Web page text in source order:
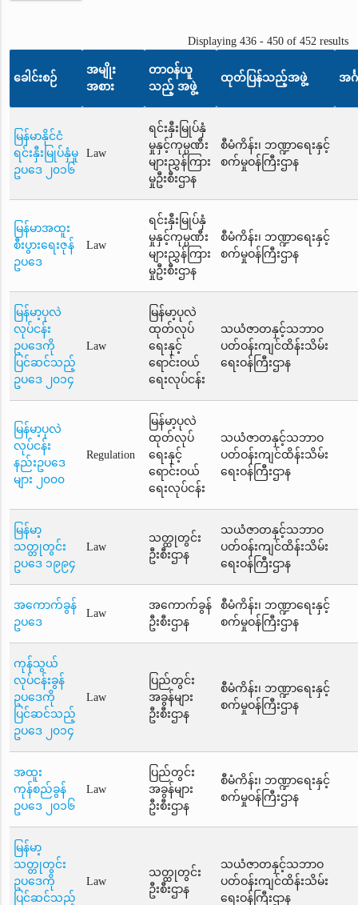
Displaying 436 - 450 of 452 results
ခေါင်းစဉ်
အမျိုး
အစား
တာဝန်ယူ
သည့် အဖွဲ့
ထုတ်ပြန်သည့်အဖွဲ့ အင်္
မြန်မာနိုင်ငံ
ရင်းနှီးမြုပ်နှံမှု
ဥပဒေ ၂၀၁၆
Law
ရင်းနှီးမြုပ်နှံ
မှုနှင့်ကုမ္ပဏီး
များညွှန်ကြား
မှုဦးစီးဌာန
စီမံကိန်း၊ ဘဏ္ဍာရေးနှင့်
စက်မှုဝန်ကြီးဌာန
မြန်မာအထူး
စီးပွားရေးဇုန်
ဥပဒေ
Law
ရင်းနှီးမြုပ်နှံ
မှုနှင့်ကုမ္ပဏီး
များညွှန်ကြား
မှုဦးစီးဌာန
စီမံကိန်း၊ ဘဏ္ဍာရေးနှင့်
စက်မှုဝန်ကြီးဌာန
မြန်မာ့ပုလဲ
လုပ်ငန်း
ဥပဒေကို
ပြင်ဆင်သည့်
ဥပဒေ ၂၀၁၄
Law
မြန်မာ့ပုလဲ
ထုတ်လုပ်
ရေးနှင့်
ရောင်းဝယ်
ရေးလုပ်ငန်း
သယံဇာတနှင့်သဘာဝ
ပတ်ဝန်းကျင်ထိန်းသိမ်း
ရေးဝန်ကြီးဌာန
မြန်မာ့ပုလဲ
လုပ်ငန်း
နည်းဥပဒေ
များ ၂၀၀၀
Regulation
မြန်မာ့ပုလဲ
ထုတ်လုပ်
ရေးနှင့်
ရောင်းဝယ်
ရေးလုပ်ငန်း
သယံဇာတနှင့်သဘာဝ
ပတ်ဝန်းကျင်ထိန်းသိမ်း
ရေးဝန်ကြီးဌာန
မြန်မာ့
သတ္တုတွင်း
ဥပဒေ ၁၉၉၄
Law
သတ္ထုတွင်း
ဦးစီးဌာန
သယံဇာတနှင့်သဘာဝ
ပတ်ဝန်းကျင်ထိန်းသိမ်း
ရေးဝန်ကြီးဌာန
အကောက်ခွန်
ဥပဒေ
Law
အကောက်ခွန်
ဦးစီးဌာန
စီမံကိန်း၊ ဘဏ္ဍာရေးနှင့်
စက်မှုဝန်ကြီးဌာန
ကုန်သွယ်
လုပ်ငန်းခွန်
ဥပဒေကို
ပြင်ဆင်သည့်
ဥပဒေ ၂၀၁၄
Law
ပြည်တွင်း
အခွန်များ
ဦးစီးဌာန
စီမံကိန်း၊ ဘဏ္ဍာရေးနှင့်
စက်မှုဝန်ကြီးဌာန
အထူး
ကုန်စည်ခွန်
ဥပဒေ ၂၀၁၆
Law
ပြည်တွင်း
အခွန်များ
ဦးစီးဌာန
စီမံကိန်း၊ ဘဏ္ဍာရေးနှင့်
စက်မှုဝန်ကြီးဌာန
မြန်မာ့
သတ္တုတွင်း
ဥပဒေကို
ပြင်ဆင်သည့်
Law
သတ္ထုတွင်း
ဦးစီးဌာန
သယံဇာတနှင့်သဘာဝ
ပတ်ဝန်းကျင်ထိန်းသိမ်း
ရေးဝန်ကြီးဌာန